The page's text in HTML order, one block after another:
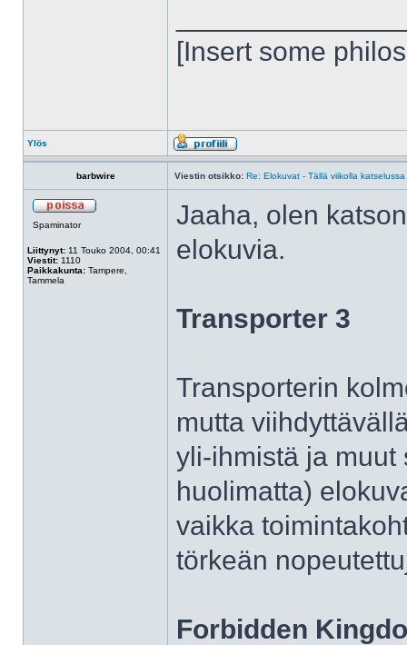
[Insert some
Ylös
barbwire Viestin otsikko: Re: Elokuvat - Tällä viikolla katselussa
Spaminator
Liittynyt: 11 Touko 2004, 00:41
Viestit: 1110
Paikkakunta: Tampere,
Tammela
Jaaha, olen
elokuvia.
Transporter 3
Transporterin
mutta
yli-ihmistä ja muut
huolimatta)
vaikka
törkeän
Forbidden